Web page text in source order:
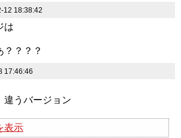
12 18:38:42
は
？？？？
17:46:46
うバージョン
表示